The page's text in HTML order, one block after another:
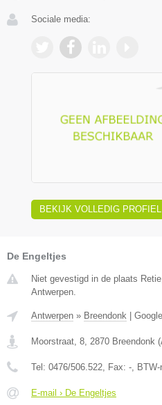
Sociale media:
BEKIJK VOLLEDIG PROFIEL
De Engeltjes
Niet gevestigd in de plaats
Antwerpen.
Antwerpen » Breendonk
Moorstraat, 8, 2870 Breendonk (
Tel: 0476/506.522, Fax: -, BTW-
E-mail › De Engeltjes